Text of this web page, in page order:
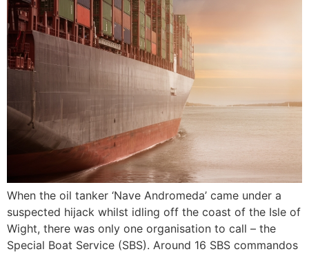
When the oil tanker ‘Nave Andromeda’ came under a
suspected hijack whilst idling off the coast of the Isle of
Wight, there was only one organisation to call – the
Special Boat Service (SBS). Around 16 SBS commandos